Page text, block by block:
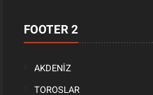
FOOTER 2
AKDENİZ
TOROSLAR